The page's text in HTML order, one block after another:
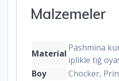
Malzemeler
Material
Pashmina
iplikle tığ
Boy
Chocker,